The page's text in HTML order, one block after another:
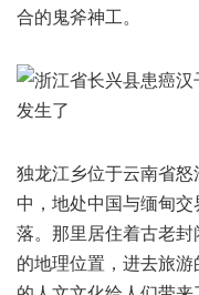
合的鬼斧神工。
独龙江乡位于云南省
中，地处中国与缅甸
落。那里居住着古老
的地理位置，进去旅